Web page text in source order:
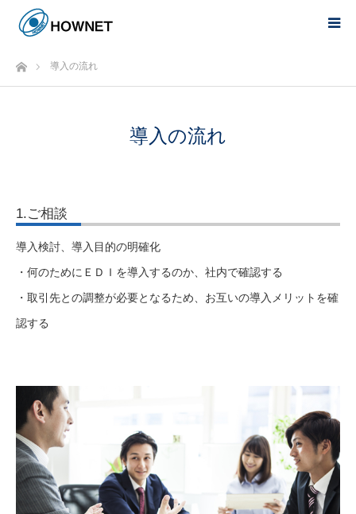
ホーム導入の流れ
導入の流れ
1.ご相談
導入検討、導入目的の明確化
・何のためにＥＤＩを導入するのか、社内で確認する
・取引先との調整が必要となるため、お互いの導入メリットを確
認する